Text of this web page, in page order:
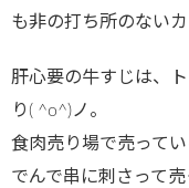
も非の打ち所のない
肝心要の牛すじは、
り( ^o^)ノ。
食肉売り場で売って
でんで串に刺さって